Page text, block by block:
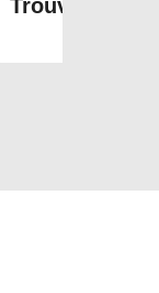
Trouvez les